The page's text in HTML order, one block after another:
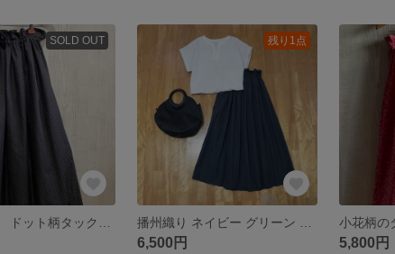
SOLD OUT 残り1点
6,500円 5,800円